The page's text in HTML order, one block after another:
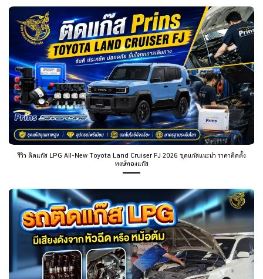
รีวิว ติดแก๊ส LPG All-New Toyota Land Cruiser FJ 2026 ชุดแก๊สแนะนำ ราคาติดตั้ง
หงษ์ทองแก๊ส